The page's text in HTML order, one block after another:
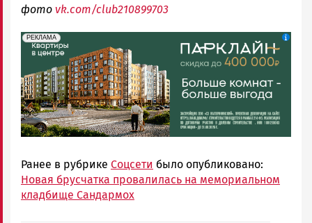
фото vk.com/club210899703
erid: 2SDnjdeSPnB
РЕКЛАМА
Реклама
Ранее в рубрике Соцсети было опубликовано:
Новая брусчатка провалилась на мемориальном
кладбище Сандармох